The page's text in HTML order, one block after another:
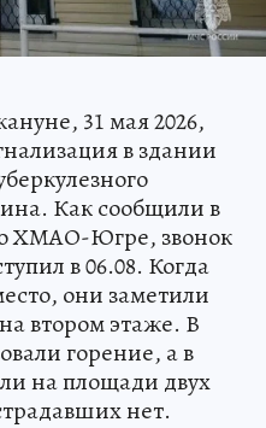
31 мая 2026,
в здании
Как сообщили в
ХМАО-Югре, звонок
в 06.08. Когда
они заметили
втором этаже. В
горение, а в
на площади двух
нет.